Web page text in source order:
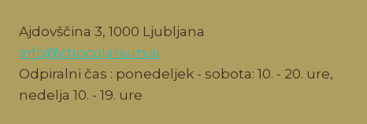
Ajdovščina 3, 1000 Ljubljana
info@chocolarium.si
Odpiralni čas : ponedeljek - sobota: 10. - 20. ure,
nedelja 10. - 19. ure